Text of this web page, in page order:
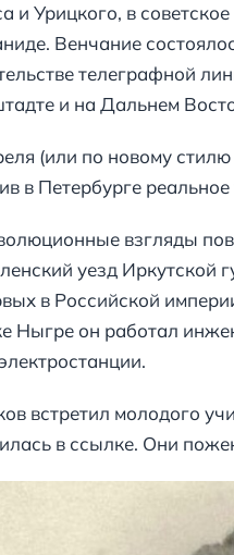
и Урицкого, в
Венчание
телеграфной
и на Дальнем
(или по новому
в Петербурге
взгляды
уезд Иркутской
в Российской
Ныгре он работал
встретил молодого
в ссылке. Они